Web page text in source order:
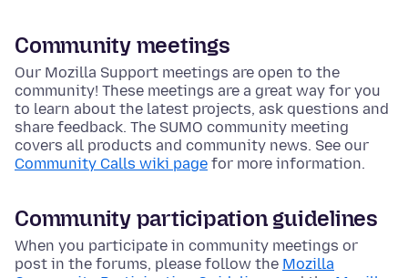
Community meetings
Our Mozilla Support meetings are open to the
community! These meetings are a great way for you
to learn about the latest projects, ask questions and
share feedback. The SUMO community meeting
covers all products and community news. See our
Community Calls wiki page for more information.
Community participation guidelines
When you participate in community meetings or
post in the forums, please follow the Mozilla